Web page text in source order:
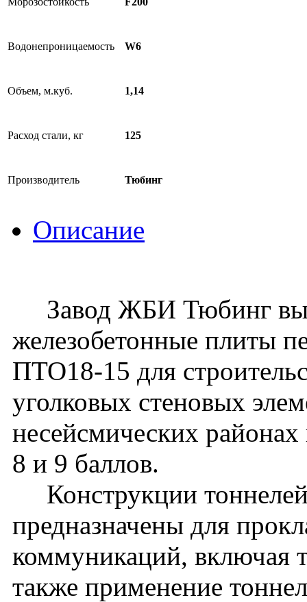
Водонепроницаемость W6
Объем, м.куб. 1,14
Расход стали, кг 125
Производитель Тюбинг
Описание
Завод ЖБИ Тюбинг
железобетонные плиты
ПТО18-15 для
уголковых стеновых
несейсмических
8 и 9 баллов.
Конструкции тоннелей
предназначены для
коммуникаций, включая
также применение